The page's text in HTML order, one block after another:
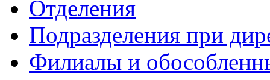
Отделения
Подразделения при
Филиалы и